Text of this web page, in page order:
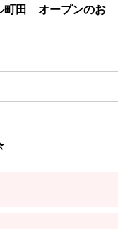
町田 オープンのお